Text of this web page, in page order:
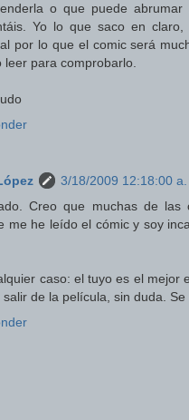
o que puede abrumar
Yo lo que saco en
por lo que el comic será
leer para comprobarlo.
3/18/2009 12:18:00 a.
Creo que muchas de las
me he leído el cómic y soy
caso: el tuyo es el mejor
salir de la película, sin duda.